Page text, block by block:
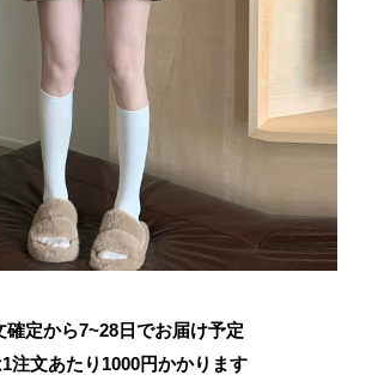
確定から7~28日でお届け予定
注文あたり 1000円かかります